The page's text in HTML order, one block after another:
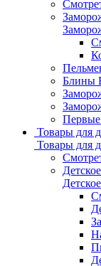
Блины
Товары для
Товары для